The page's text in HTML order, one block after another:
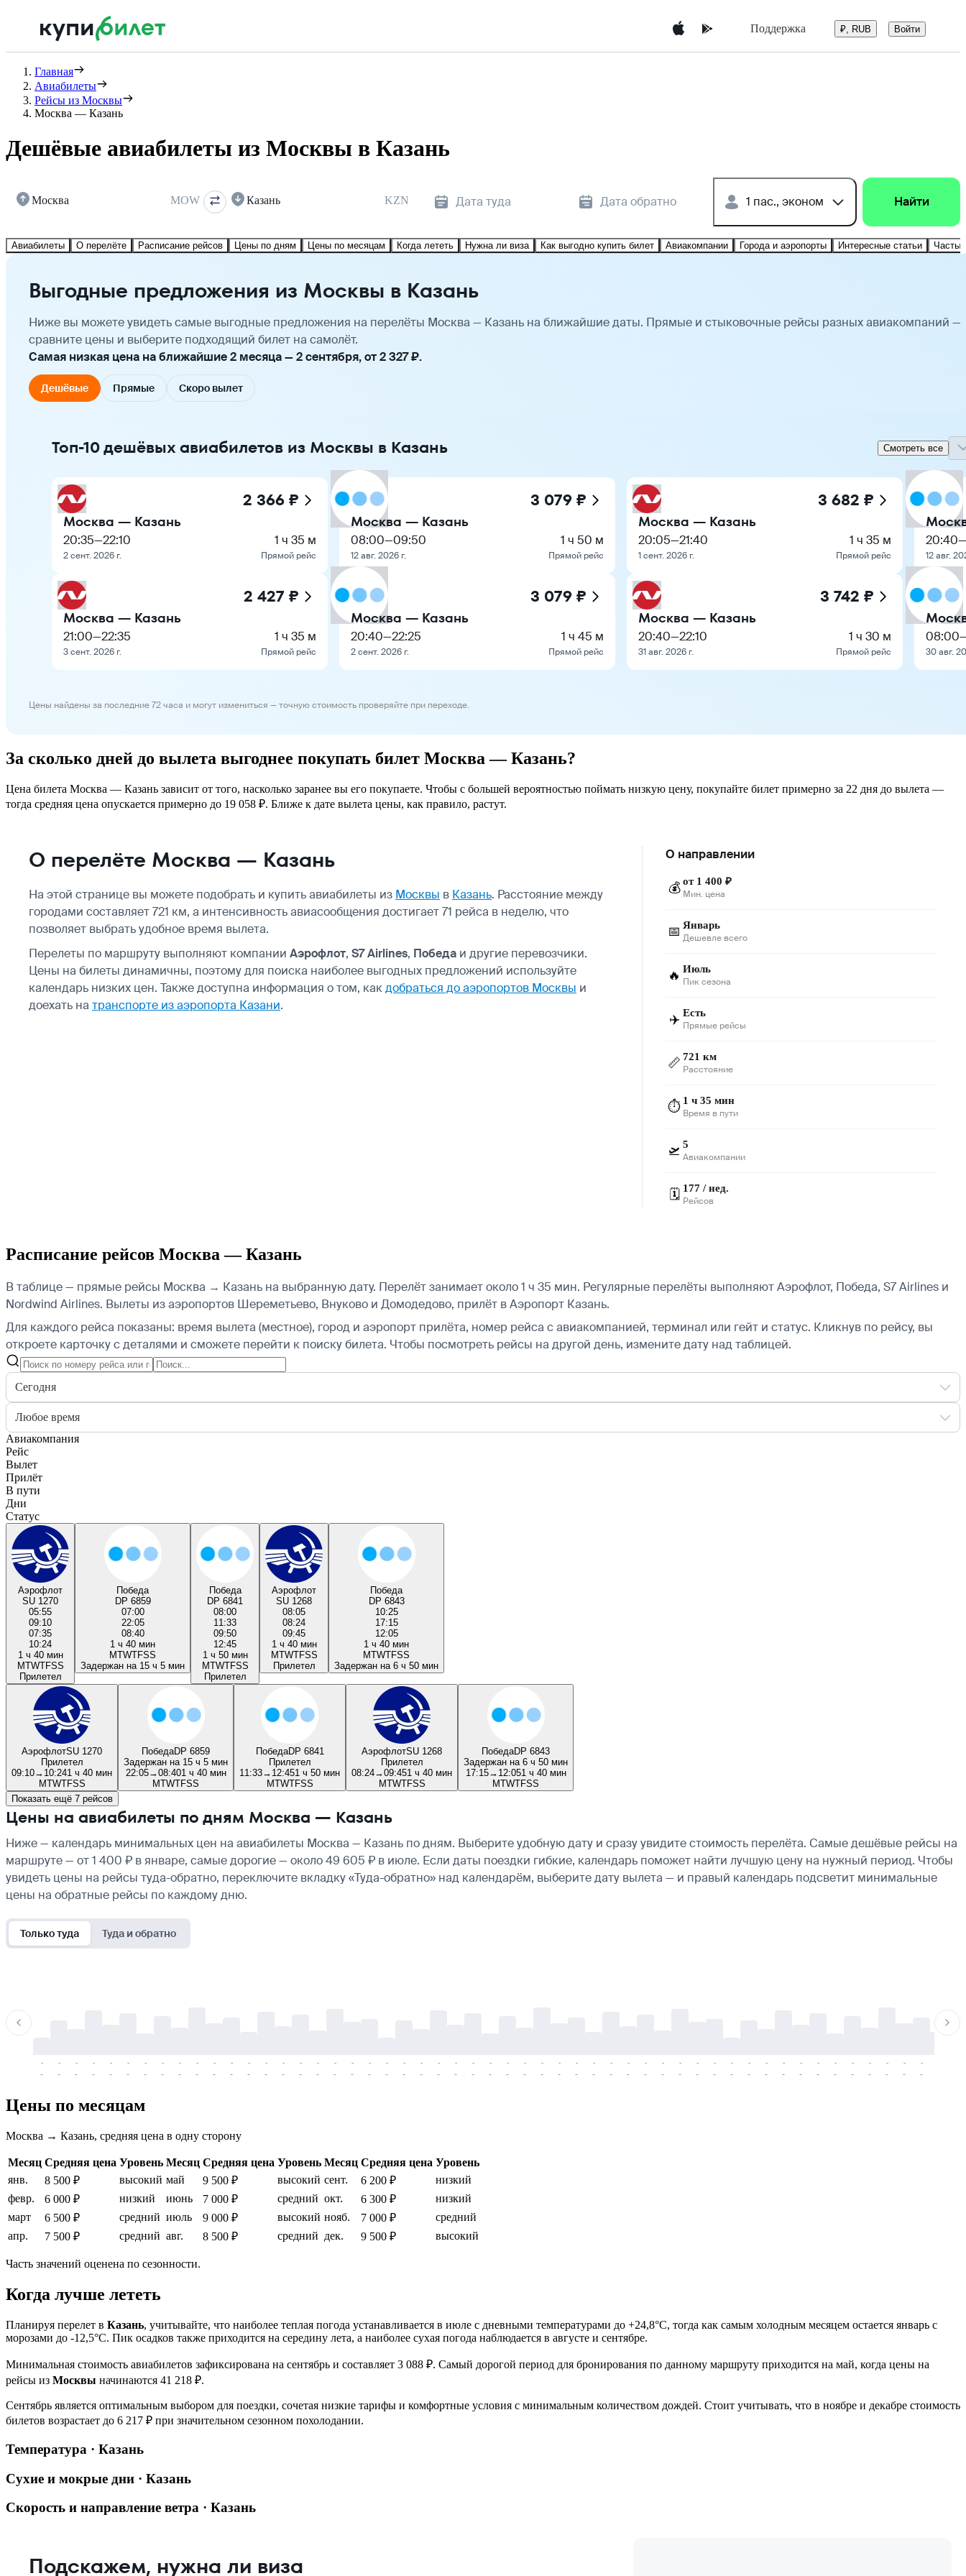
Поддержка ₽, RUB Войти
Главная
Авиабилеты
Рейсы из Москвы
Москва — Казань
Дешёвые авиабилеты из Москвы в Казань
Москва MOW Казань KZN Дата туда Дата обратно 1 пас., эконом Найти
Авиабилеты О перелёте Расписание рейсов Цены по дням Цены по месяцам Когда лететь Нужна ли виза Как выгодно купить билет Авиакомпании Города и аэропорты Интересные статьи
Выгодные предложения из Москвы в Казань
Ниже вы можете увидеть самые выгодные предложения на перелёты Москва — Казань на ближайшие даты. Прямые и стыковочные рейсы разных авиакомпаний —
сравните цены и выберите подходящий билет на самолёт.
Самая низкая цена на ближайшие 2 месяца — 2 сентября, от 2 327 ₽.
Дешёвые Прямые Скоро вылет
Топ-10 дешёвых авиабилетов из Москвы в Казань Смотреть все
2 366 ₽
Москва — Казань
20:35—22:10
2 сент. 2026 г.
1 ч 35 м
Прямой рейс
2 427 ₽
Москва — Казань
21:00—22:35
3 сент. 2026 г.
1 ч 35 м
Прямой рейс
3 079 ₽
Москва — Казань
08:00—09:50
12 авг. 2026 г.
1 ч 50 м
Прямой рейс
3 079 ₽
Москва — Казань
20:40—22:25
2 сент. 2026 г.
1 ч 45 м
Прямой рейс
3 682 ₽
Москва — Казань
20:05—21:40
1 сент. 2026 г.
1 ч 35 м
Прямой рейс
3 742 ₽
Москва — Казань
20:40—22:10
31 авг. 2026 г.
1 ч 30 м
Прямой рейс
20:40—
12 авг.
08:00
30 авг.
Цены найдены за последние 72 часа и могут измениться — точную стоимость проверяйте при переходе.
За сколько дней до вылета выгоднее покупать билет Москва — Казань?
Цена билета Москва — Казань зависит от того, насколько заранее вы его покупаете. Чтобы с большей вероятностью поймать низкую цену, покупайте билет примерно за 22 дня до вылета —
тогда средняя цена опускается примерно до 19 058 ₽. Ближе к дате вылета цены, как правило, растут.
О перелёте Москва — Казань
На этой странице вы можете подобрать и купить авиабилеты из Москвы в Казань. Расстояние между
городами составляет 721 км, а интенсивность авиасообщения достигает 71 рейса в неделю, что
позволяет выбрать удобное время вылета.
Перелеты по маршруту выполняют компании Аэрофлот, S7 Airlines, Победа и другие перевозчики.
Цены на билеты динамичны, поэтому для поиска наиболее выгодных предложений используйте
календарь низких цен. Также доступна информация о том, какдобраться до аэропортов Москвы и
доехать на транспорте из аэропорта Казани.
О направлении
💰 от 1 400 ₽
Мин. цена
📅 Январь
Дешевле всего
🔥 Июль
Пик сезона
✈️ Есть
Прямые рейсы
📏 721 км
Расстояние
⏱️ 1 ч 35 мин
Время в пути
🛫 5
Авиакомпании
🗓️ 177 / нед.
Рейсов
Расписание рейсов Москва — Казань
В таблице — прямые рейсы Москва → Казань на выбранную дату. Перелёт занимает около 1 ч 35 мин. Регулярные перелёты выполняют Аэрофлот, Победа, S7 Airlines и
Nordwind Airlines. Вылеты из аэропортов Шереметьево, Внуково и Домодедово, прилёт в Аэропорт Казань.
Для каждого рейса показаны: время вылета (местное), город и аэропорт прилёта, номер рейса с авиакомпанией, терминал или гейт и статус. Кликнув по рейсу, вы
откроете карточку с деталями и сможете перейти к поиску билета. Чтобы посмотреть рейсы на другой день, измените дату над таблицей.
Сегодня
Любое время
Авиакомпания
Рейс
Вылет
Прилёт
В пути
Дни
Статус
Аэрофлот
SU 1270
05:55
09:10
07:35
10:24
1 ч 40 мин
MTWTFSS
Прилетел
Победа
DP 6859
07:00
22:05
08:40
1 ч 40 мин
MTWTFSS
Задержан на 15 ч 5 мин
Победа
DP 6841
08:00
11:33
09:50
12:45
1 ч 50 мин
MTWTFSS
Прилетел
Аэрофлот
SU 1268
08:05
08:24
09:45
1 ч 40 мин
MTWTFSS
Прилетел
Победа
DP 6843
10:25
17:15
12:05
1 ч 40 мин
MTWTFSS
Задержан на 6 ч 50 мин
АэрофлотSU 1270
Прилетел
09:10→ 10:241 ч 40 мин
MTWTFSS
ПобедаDP 6859
Задержан на 15 ч 5 мин
22:05→08:401 ч 40 мин
MTWTFSS
ПобедаDP 6841
Прилетел
11:33→ 12:451 ч 50 мин
MTWTFSS
АэрофлотSU 1268
Прилетел
08:24→09:451 ч 40 мин
MTWTFSS
ПобедаDP 6843
Задержан на 6 ч 50 мин
17:15→ 12:051 ч 40 мин
MTWTFSS
Показать ещё 7 рейсов
Цены на авиабилеты по дням Москва — Казань
Ниже — календарь минимальных цен на авиабилеты Москва — Казань по дням. Выберите удобную дату и сразу увидите стоимость перелёта. Самые дешёвые рейсы на
маршруте — от 1 400 ₽ в январе, самые дорогие — около 49 605 ₽ в июле. Если даты поездки гибкие, календарь поможет найти лучшую цену на нужный период. Чтобы
увидеть цены на рейсы туда-обратно, переключите вкладку «Туда-обратно» над календарём, выберите дату вылета — и правый календарь подсветит минимальные
цены на обратные рейсы по каждому дню.
Только туда Туда и обратно
-
-
-
-
-
-
-
-
-
-
-
-
-
-
-
-
-
-
-
-
-
-
-
-
-
-
-
-
-
-
-
-
-
-
-
-
-
-
-
-
-
-
-
-
-
-
-
-
-
-
-
-
-
-
-
-
-
-
-
-
-
-
-
-
-
-
-
-
-
-
-
-
-
-
-
-
-
-
-
-
-
-
-
-
-
-
-
-
-
-
-
-
-
-
-
-
-
-
-
-
-
-
-
-
Цены по месяцам
Москва → Казань, средняя цена в одну сторону
Месяц Средняя цена Уровень Месяц Средняя цена Уровень Месяц Средняя цена Уровень
янв.
8 500 ₽ высокий май 9 500 ₽ высокий сент. 6 200 ₽
низкий
февр.
6 000 ₽ низкий июнь 7 000 ₽ средний окт. 6 300 ₽
низкий
март
6 500 ₽ средний июль 9 000 ₽ высокий нояб. 7 000 ₽
средний
апр.
7 500 ₽ средний авг. 8 500 ₽ средний дек. 9 500 ₽ высокий
Часть значений оценена по сезонности.
Когда лучше лететь
Планируя перелет в Казань, учитывайте, что наиболее теплая погода устанавливается в июле с дневными температурами до +24,8°C, тогда как самым холодным месяцем остается январь с
морозами до -12,5°C. Пик осадков также приходится на середину лета, а наиболее сухая погода наблюдается в августе и сентябре.
Минимальная стоимость авиабилетов зафиксирована на сентябрь и составляет 3 088 ₽. Самый дорогой период для бронирования по данному маршруту приходится на май, когда цены на
рейсы из Москвы начинаются 41 218 ₽.
Сентябрь является оптимальным выбором для поездки, сочетая низкие тарифы и комфортные условия с минимальным количеством дождей. Стоит учитывать, что в ноябре и декабре стоимость
билетов возрастает до 6 217 ₽ при значительном сезонном похолодании.
Температура · Казань
Сухие и мокрые дни · Казань
Скорость и направление ветра · Казань
Подскажем, нужна ли виза